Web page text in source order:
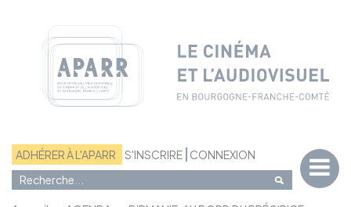
ADHÉRER À L'APARR S'INSCRIRE CONNEXION